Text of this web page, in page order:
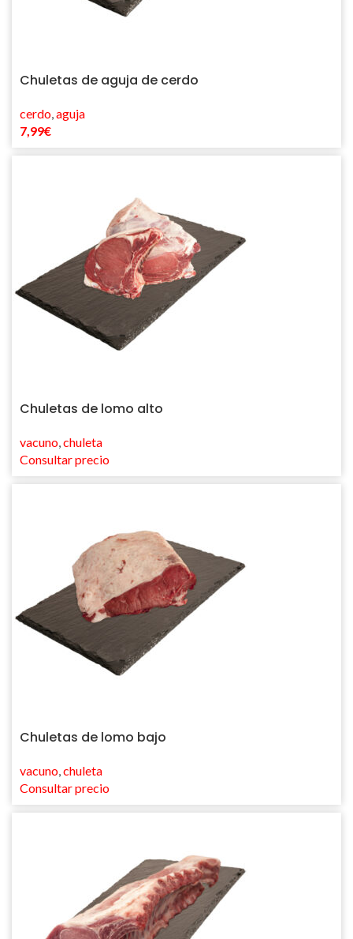
Chuletas de aguja de cerdo
cerdo,aguja
7,99€
Chuletas de lomo alto
vacuno,chuleta
Consultar precio
Chuletas de lomo bajo
vacuno,chuleta
Consultar precio